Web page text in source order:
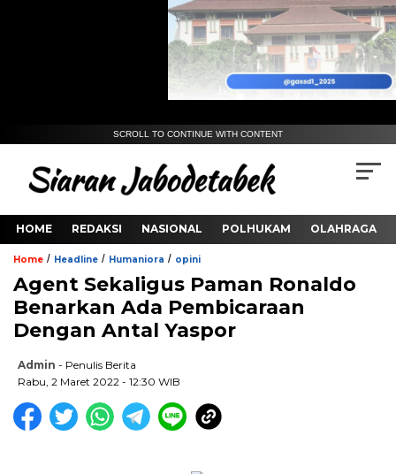
SCROLL TO CONTINUE WITH CONTENT
HOME REDAKSI NASIONAL POLHUKAM OLAHRAGA
Home / Headline / Humaniora / opini
Agent Sekaligus Paman Ronaldo
Benarkan Ada Pembicaraan
Dengan Antal Yaspor
Admin - Penulis Berita
Rabu, 2 Maret 2022 - 12:30 WIB